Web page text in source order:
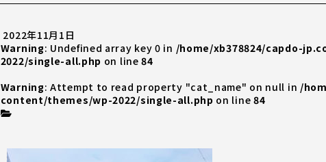
2022年11月1日
Warning: Undefined array key 0 in /home/xb378824/capdo-
2022/single-all.php on line84
Warning: Attempt to read property "cat_name" on null in /
content/themes/wp-2022/single-all.php on line 84